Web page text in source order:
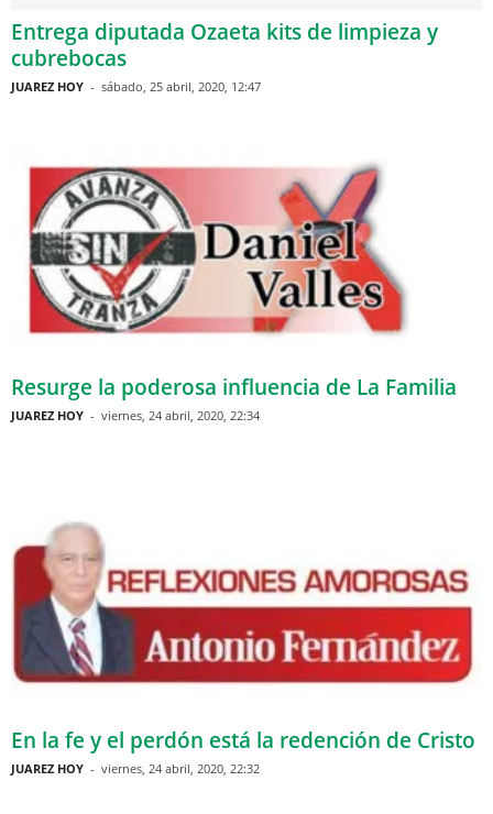
Entrega diputada Ozaeta kits de limpieza y
cubrebocas
JUAREZ HOY - sábado, 25 abril, 2020, 12:47
Resurge la poderosa influencia de La Familia
JUAREZ HOY - viernes, 24 abril, 2020, 22:34
En la fe y el perdón está la redención de Cristo
JUAREZ HOY - viernes, 24 abril, 2020, 22:32